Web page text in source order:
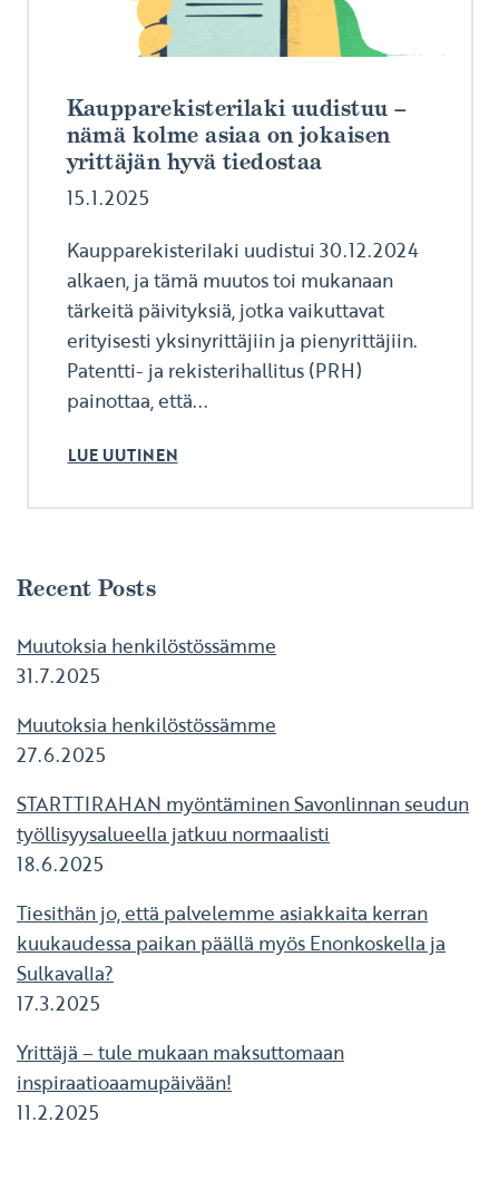
Kaupparekisterilaki uudistuu –
nämä kolme asiaa on jokaisen
yrittäjän hyvä tiedostaa
15.1.2025
Kaupparekisterilaki uudistui 30.12.2024
alkaen, ja tämä muutos toi mukanaan
tärkeitä päivityksiä, jotka vaikuttavat
erityisesti yksinyrittäjiin ja pienyrittäjiin.
Patentti- ja rekisterihallitus (PRH)
painottaa, että...
LUE UUTINEN
Recent Posts
Muutoksia henkilöstössämme
31.7.2025
Muutoksia henkilöstössämme
27.6.2025
STARTTIRAHAN myöntäminen Savonlinnan seudun
työllisyysalueella jatkuu normaalisti
18.6.2025
Tiesithän jo, että palvelemme asiakkaita kerran
kuukaudessa paikan päällä myös Enonkoskella ja
Sulkavalla?
17.3.2025
Yrittäjä – tule mukaan maksuttomaan
inspiraatioaamupäivään!
11.2.2025